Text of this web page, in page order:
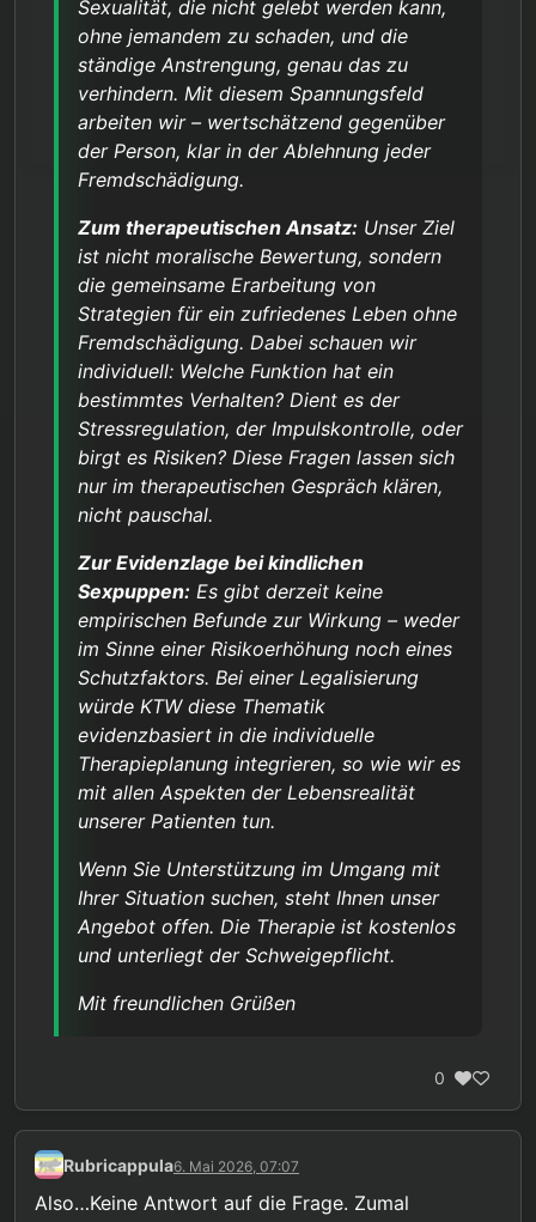
Sexualität, die nicht gelebt werden kann,
ohne jemandem zu schaden, und die
ständige Anstrengung, genau das zu
verhindern. Mit diesem Spannungsfeld
arbeiten wir – wertschätzend gegenüber
der Person, klar in der Ablehnung jeder
Fremdschädigung.
Zum therapeutischen Ansatz: Unser Ziel
ist nicht moralische Bewertung, sondern
die gemeinsame Erarbeitung von
Strategien für ein zufriedenes Leben ohne
Fremdschädigung. Dabei schauen wir
individuell: Welche Funktion hat ein
bestimmtes Verhalten? Dient es der
Stressregulation, der Impulskontrolle, oder
birgt es Risiken? Diese Fragen lassen sich
nur im therapeutischen Gespräch klären,
nicht pauschal.
Zur Evidenzlage bei kindlichen
Sexpuppen: Es gibt derzeit keine
empirischen Befunde zur Wirkung – weder
im Sinne einer Risikoerhöhung noch eines
Schutzfaktors. Bei einer Legalisierung
würde KTW diese Thematik
evidenzbasiert in die individuelle
Therapieplanung integrieren, so wie wir es
mit allen Aspekten der Lebensrealität
unserer Patienten tun.
Wenn Sie Unterstützung im Umgang mit
Ihrer Situation suchen, steht Ihnen unser
Angebot offen. Die Therapie ist kostenlos
und unterliegt der Schweigepflicht.
Mit freundlichen Grüßen
0
Rubricappula6. Mai 2026, 07:07
Also…Keine Antwort auf die Frage. Zumal